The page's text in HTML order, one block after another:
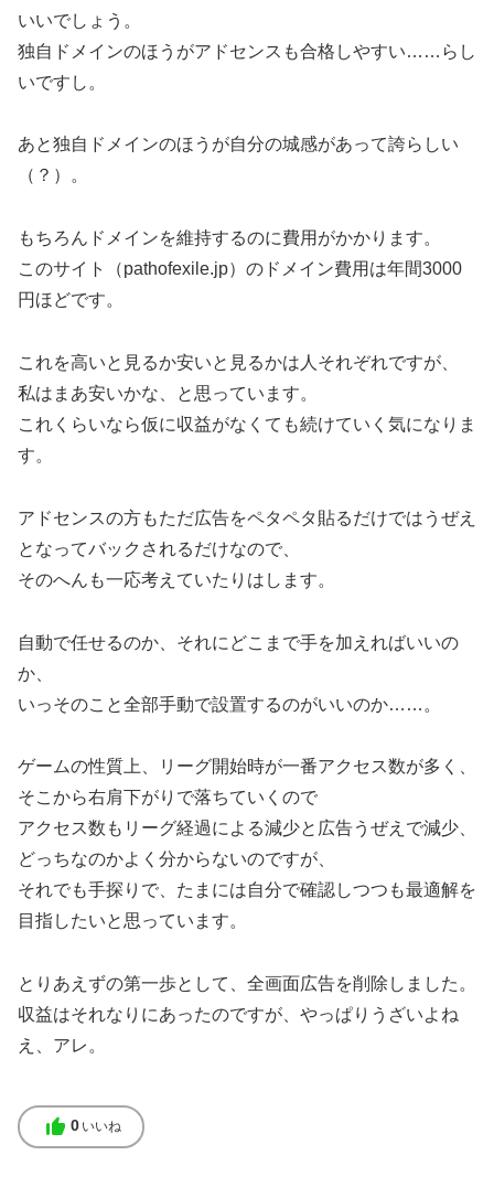
いいでしょう。
独自ドメインのほうがアドセンスも合格しやすい……らし
いですし。
あと独自ドメインのほうが自分の城感があって誇らしい
（？）。
もちろんドメインを維持するのに費用がかかります。
このサイト（pathofexile.jp）のドメイン費用は年間3000
円ほどです。
これを高いと見るか安いと見るかは人それぞれですが、
私はまあ安いかな、と思っています。
これくらいなら仮に収益がなくても続けていく気になりま
す。
アドセンスの方もただ広告をペタペタ貼るだけではうぜえ
となってバックされるだけなので、
そのへんも一応考えていたりはします。
自動で任せるのか、それにどこまで手を加えればいいの
か、
いっそのこと全部手動で設置するのがいいのか……。
ゲームの性質上、リーグ開始時が一番アクセス数が多く、
そこから右肩下がりで落ちていくので
アクセス数もリーグ経過による減少と広告うぜえで減少、
どっちなのかよく分からないのですが、
それでも手探りで、たまには自分で確認しつつも最適解を
目指したいと思っています。
とりあえずの第一歩として、全画面広告を削除しました。
収益はそれなりにあったのですが、やっぱりうざいよね
え、アレ。
thumb_up 0 いいね